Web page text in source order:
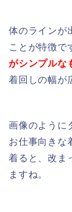
体のラインが
ことが特徴で
がシンプルな
着回しの幅が
画像のように
お仕事向きな
着ると、改ま
ますね。